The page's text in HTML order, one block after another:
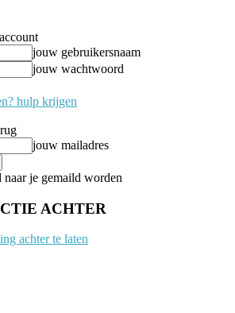
jouw gebruikersnaam
jouw wachtwoord
hulp krijgen
jouw mailadres
je gemaild worden
ACHTER
achter te laten